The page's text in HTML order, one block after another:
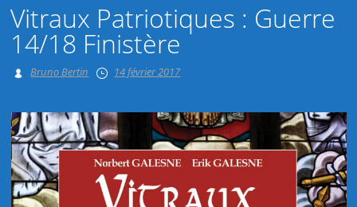
Vitraux Patriotiques : Guerre
14/18 Finistère
Bruno Bertin 14 février 2017